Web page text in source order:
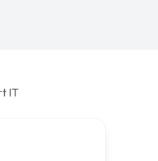
IT